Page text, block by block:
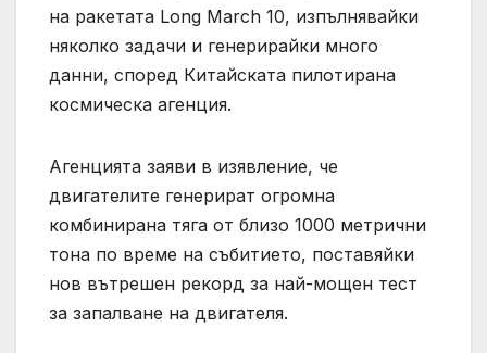
на ракетата Long March 10, изпълнявайки
няколко задачи и генерирайки много
данни, според Китайската пилотирана
космическа агенция.
Агенцията заяви в изявление, че
двигателите генерират огромна
комбинирана тяга от близо 1000 метрични
тона по време на събитието, поставяйки
нов вътрешен рекорд за най-мощен тест
за запалване на двигателя.